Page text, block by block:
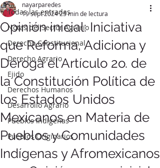
Todas las entradas
Notas del Sector Agrario
Derecho Constitucional
Derecho Agrario
Ejido
Derechos Humanos
Desarrollo Agrario
Pueblos Indígenas
Pueblos Originarios
Opinión inicial: Iniciativa
que Reforma, Adiciona y
Deroga el Artículo 2o. de
la Constitución Política de
los Estados Unidos
Mexicanos en Materia de
Pueblos y Comunidades
Indígenas y Afromexicanos
nayarparedes
19 sept 202425 min de lectura